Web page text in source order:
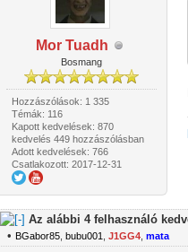
Mor Tuadh
Bosmang
Hozzászólások: 1 335
Témák: 116
Kapott kedvelések: 870
kedvelés 449 hozzászólásban
Adott kedvelések: 766
Csatlakozott: 2017-12-31
Az alábbi 4 felhasználó
• BGabor85 ,bubu001 ,J1GG4 ,mata